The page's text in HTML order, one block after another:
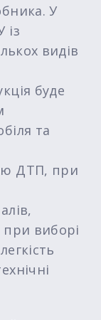
У
із
видів
буде
та
ДТП, при
при виборі